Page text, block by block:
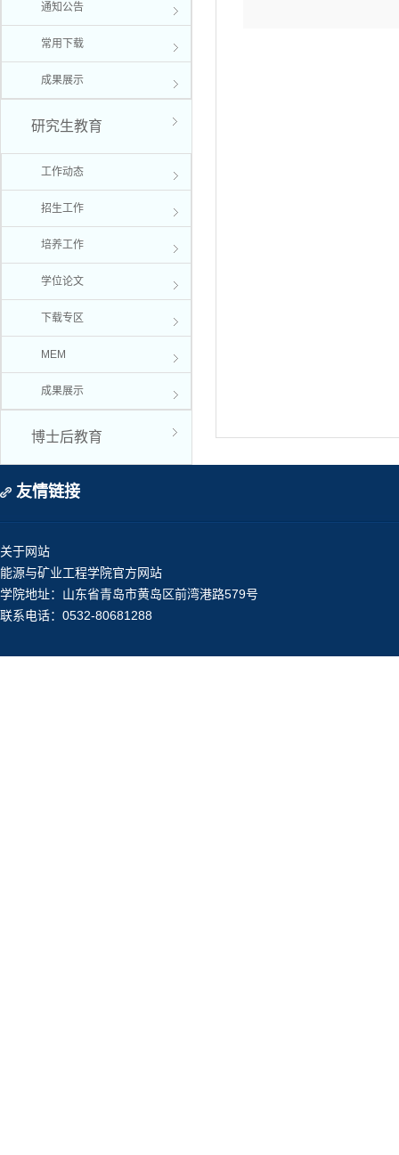
通知公告
常用下载
成果展示
研究生教育
工作动态
招生工作
培养工作
学位论文
下载专区
MEM
成果展示
博士后教育
友情链接
关于网站
能源与矿业工程学院官方网站
学院地址：山东省青岛市黄岛区前湾港路579号
联系电话：0532-80681288